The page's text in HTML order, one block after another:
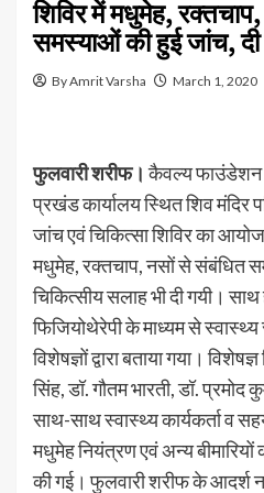
शिविर में मधुमेह,
समस्याओं की हुई जांच,
By Amrit Varsha March 1, 2020
फुलवारी शरीफ। कैवल्य फाउंडेशन
प्रखंड कार्यालय स्थित शिव मंदिर
जांच एवं चिकित्सा शिविर का
मधुमेह, रक्तचाप, नसों से संबंधित
चिकित्सीय सलाह भी दी गयी।
फिजियोथेरेपी के माध्यम से
विशेषज्ञों द्वारा बताया गया।
सिंह, डॉ. गौतम भारती, डॉ. प्रमोद
साथ-साथ स्वास्थ्य कार्यकर्ता व
मधुमेह नियंत्रण एवं अन्य बीमारियों
की गई। फुलवारी शरीफ के आदर्श